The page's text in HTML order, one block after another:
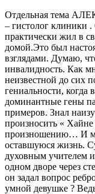
Отдельная тема
– гистолог клиники
практически жил в
домой.Это был
взглядами. Думаю,
инвалидность. Как
неизвестной до сих
гениальности, когда
доминантные гены
примеров. Знал
произносить «
произношению… И
оставшуюся жизнь.
духовным учителем
одном дворе через
он задал вопрос
умной девушке ?